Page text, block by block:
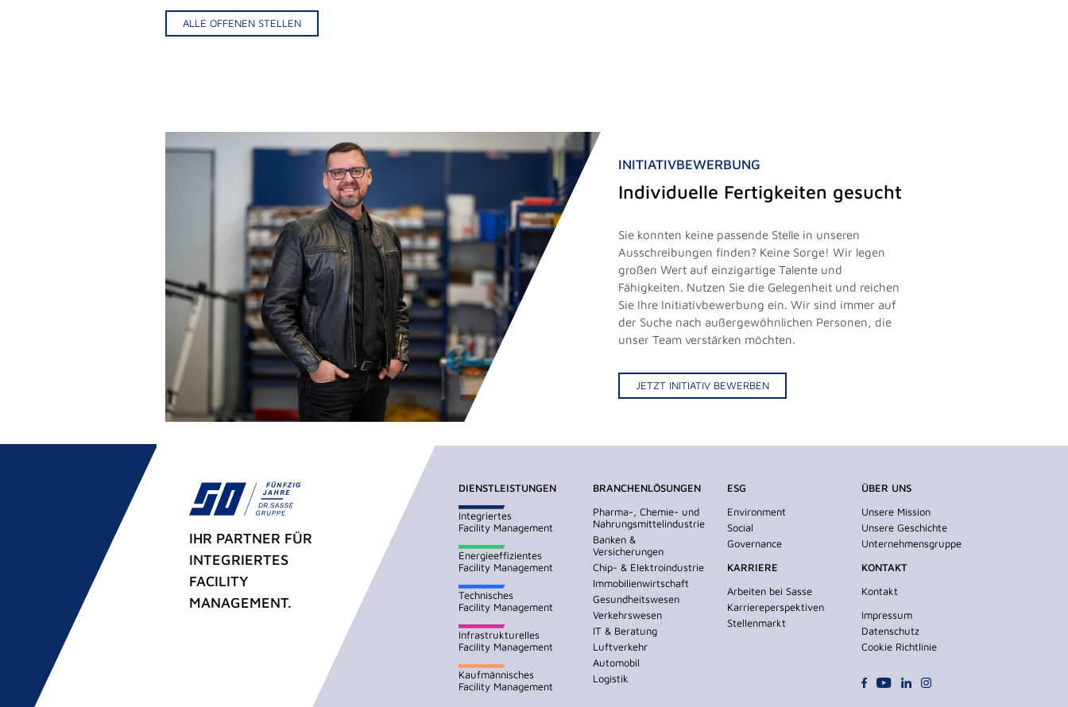
ALLE OFFENEN STELLEN
INITIATIVBEWERBUNG
Individuelle Fertigkeiten gesucht
Sie konnten keine passende Stelle in unseren
Ausschreibungen finden? Keine Sorge! Wir legen
großen Wert auf einzigartige Talente und
Fähigkeiten. Nutzen Sie die Gelegenheit und reichen
Sie Ihre Initiativbewerbung ein. Wir sind immer auf
der Suche nach außergewöhnlichen Personen, die
unser Team verstärken möchten.
JETZT INITIATIV BEWERBEN
IHR PARTNER FÜR
INTEGRIERTES
FACILITY
MANAGEMENT.
DIENSTLEISTUNGEN
Integriertes
Facility Management
Energieeffizientes
Facility Management
Technisches
Facility Management
Infrastrukturelles
Facility Management
Kaufmännisches
Facility Management
BRANCHENLÖSUNGEN
Pharma-, Chemie- und
Nahrungsmittelindustrie
Banken &
Versicherungen
Chip- & Elektroindustrie
Immobilienwirtschaft
Gesundheitswesen
Verkehrswesen
IT & Beratung
Luftverkehr
Automobil
Logistik
ESG
Environment
Social
Governance
KARRIERE
Arbeiten bei Sasse
Karriereperspektiven
Stellenmarkt
ÜBER UNS
Unsere Mission
Unsere Geschichte
Unternehmensgruppe
KONTAKT
Kontakt
Impressum
Datenschutz
Cookie Richtlinie